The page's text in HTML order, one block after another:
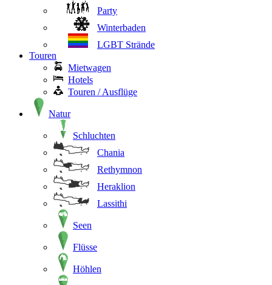
Party
Winterbaden
LGBT Strände
Touren
Mietwagen
Hotels
Touren / Ausflüge
Natur
Schluchten
Chania
Rethymnon
Heraklion
Lassithi
Seen
Flüsse
Höhlen